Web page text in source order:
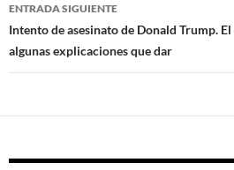
entradas
ENTRADA SIGUIENTE
Intento de asesinato de Donald Trump.
algunas explicaciones que dar